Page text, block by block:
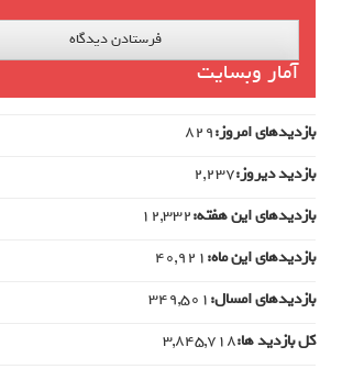
آمار وبسایت
بازدیدهای امروز:829
بازدید دیروز:2,237
بازدیدهای این هفته:12,332
بازدیدهای این ماه:40,921
بازدیدهای امسال:349,501
کل بازدید ها:3,845,718